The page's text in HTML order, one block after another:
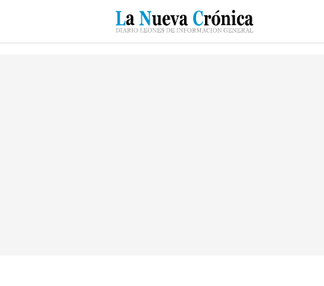
SUCESOS CULTURAS ESPECIALES